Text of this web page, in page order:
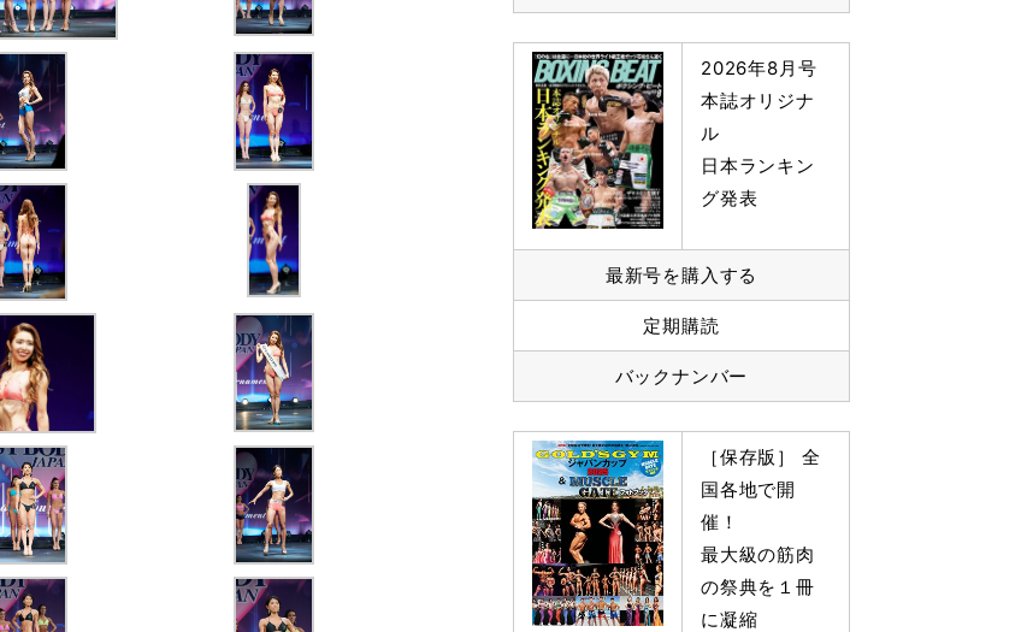
2026年8月号
本誌オリジナ
ル
日本ランキン
グ発表
最新号を購入する
定期購読
バックナンバー
［保存版］ 全
国各地で開
催！
最大級の筋肉
の祭典を１冊
に凝縮